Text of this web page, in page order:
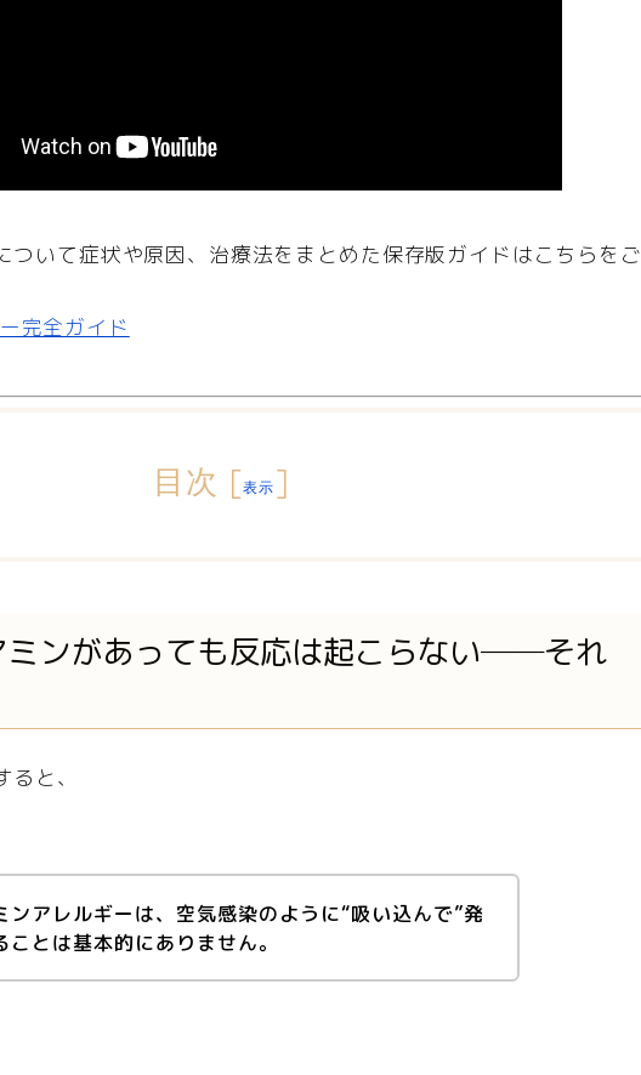
ついて症状や原因、治療法をまとめた保存版ガイドはこちらをご
完全ガイド
目次 [表示 ]
ミンがあっても反応は起こらない──それ
と、
ンアレルギーは、空気感染のように“吸い込んで”発
ことは基本的にありません。